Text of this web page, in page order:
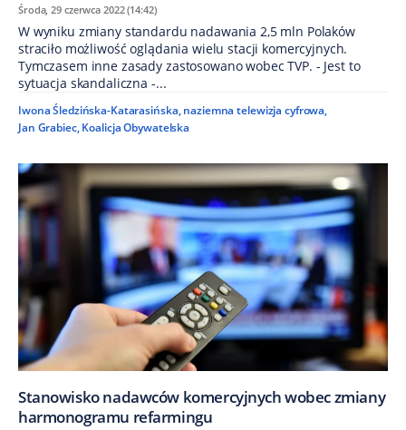
Środa, 29 czerwca 2022 (14:42)
W wyniku zmiany standardu nadawania 2,5 mln Polaków
straciło możliwość oglądania wielu stacji komercyjnych.
Tymczasem inne zasady zastosowano wobec TVP. - Jest to
sytuacja skandaliczna -...
Iwona Śledzińska-Katarasińska, naziemna telewizja cyfrowa,
Jan Grabiec, Koalicja Obywatelska
Stanowisko nadawców komercyjnych wobec zmiany
harmonogramu refarmingu